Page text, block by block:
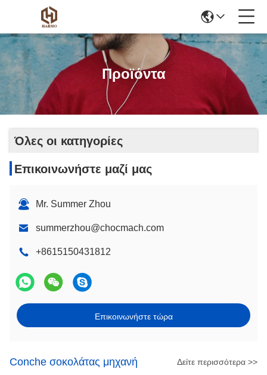
Προϊόντα
Όλες οι κατηγορίες
Επικοινωνήστε μαζί μας
Mr. Summer Zhou
summerzhou@chocmach.com
+8615150431812
Επικοινωνήστε τώρα
Conche σοκολάτας μηχανή Δείτε περισσότερα >>